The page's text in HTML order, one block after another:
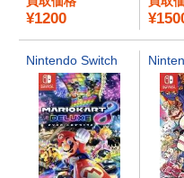
¥1200
Nintendo Switch